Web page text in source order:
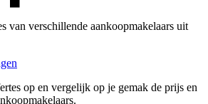
van verschillende aankoopmakelaars uit
op en vergelijk op je gemak de prijs en